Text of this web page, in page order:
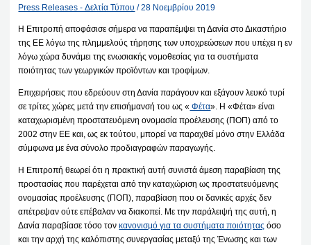
Press Releases - Δελτία Τύπου /28 Νοεμβρίου 2019
Η Επιτροπή αποφάσισε σήμερα να παραπέμψει τη Δανία στο Δικαστήριο
της ΕΕ λόγω της πλημμελούς τήρησης των υποχρεώσεων που υπέχει η εν
λόγω χώρα δυνάμει της ενωσιακής νομοθεσίας για τα συστήματα
ποιότητας των γεωργικών προϊόντων και τροφίμων.
Επιχειρήσεις που εδρεύουν στη Δανία παράγουν και εξάγουν λευκό τυρί
σε τρίτες χώρες μετά την επισήμανσή του ως « Φέτα». Η «Φέτα» είναι
καταχωρισμένη προστατευόμενη ονομασία προέλευσης (ΠΟΠ) από το
2002 στην ΕΕ και, ως εκ τούτου, μπορεί να παραχθεί μόνο στην Ελλάδα
σύμφωνα με ένα σύνολο προδιαγραφών παραγωγής.
Η Επιτροπή θεωρεί ότι η πρακτική αυτή συνιστά άμεση παραβίαση της
προστασίας που παρέχεται από την καταχώριση ως προστατευόμενης
ονομασίας προέλευσης (ΠΟΠ), παραβίαση που οι δανικές αρχές δεν
απέτρεψαν ούτε επέβαλαν να διακοπεί. Με την παράλειψή της αυτή, η
Δανία παραβίασε τόσο τονκανονισμό για τα συστήματα ποιότητας όσο
και την αρχή της καλόπιστης συνεργασίας μεταξύ της Ένωσης και των